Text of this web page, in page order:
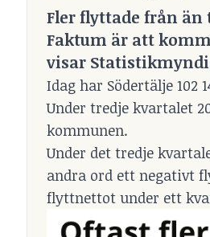
Fler flyttade från än
Faktum är att
visar
Idag har Södertälje 102
Under tredje kvartalet
kommunen.
Under det tredje
andra ord ett negativt
flyttnettot under ett